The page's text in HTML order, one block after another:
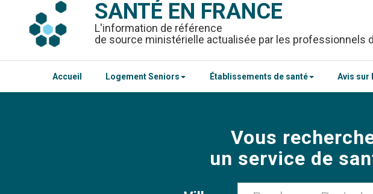
SANTÉ EN FRANCE
L'information de référence
de source ministérielle actualisée par les professionnels
Accueil Logement Seniors Établissements de santé Avis sur
Vous
un service de